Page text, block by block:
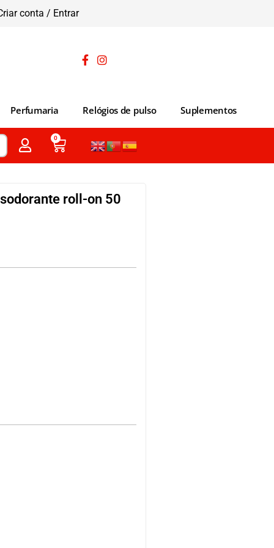
conta / Entrar
Perfumaria Relógios de pulso Suplementos
0
roll-on 50